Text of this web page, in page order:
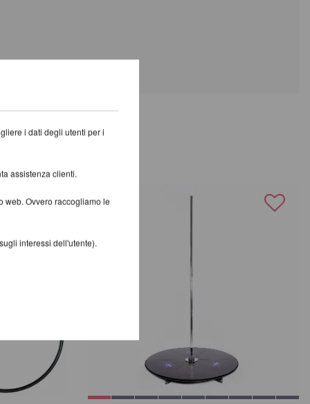
i dati degli utenti per i
assistenza clienti.
web. Ovvero raccogliamo le
interessi dell'utente).